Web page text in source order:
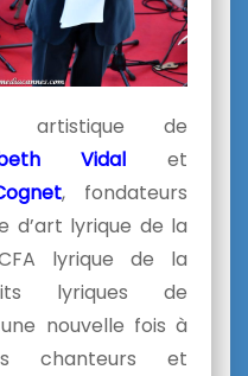
artistique de
Vidal et
, fondateurs
d’art lyrique de la
lyrique de la
lyriques de
nouvelle fois à
chanteurs et